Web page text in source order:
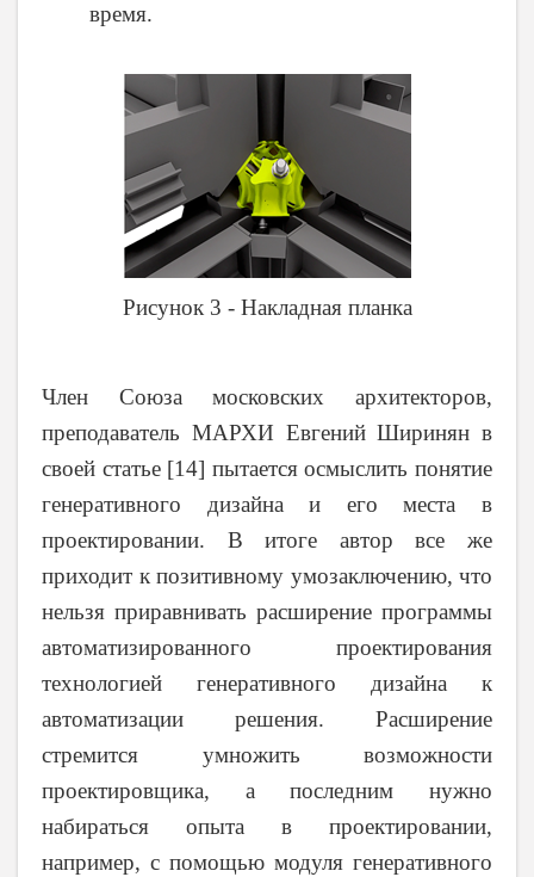
время.
Рисунок 3 - Накладная планка
Член Союза московских архитекторов,
преподаватель МАРХИ Евгений Ширинян в
своей статье [14] пытается осмыслить понятие
генеративного дизайна и его места в
проектировании. В итоге автор все же
приходит к позитивному умозаключению, что
нельзя приравнивать расширение программы
автоматизированного проектирования
технологией генеративного дизайна к
автоматизации решения. Расширение
стремится умножить возможности
проектировщика, а последним нужно
набираться опыта в проектировании,
например, с помощью модуля генеративного